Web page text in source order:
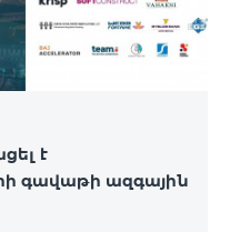
է
գավաթի ազգային